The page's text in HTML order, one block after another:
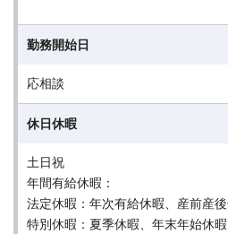
勤務開始日
応相談
休日休暇
土日祝
年間有給休暇：
法定休暇：年次有給休暇、産前産
特別休暇：夏季休暇、年末年始休暇